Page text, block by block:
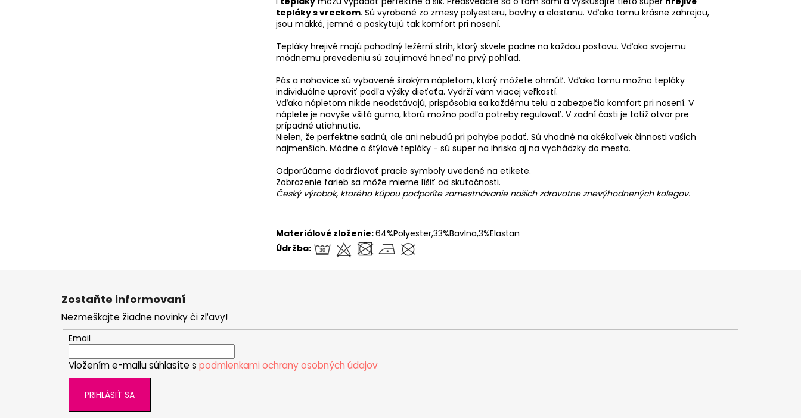
tepláky s vreckom. Sú vyrobené zo zmesy polyesteru, bavlny a elastanu. Vďaka tomu krásne zahrejou,
jsou mäkké, jemné a poskytujú tak komfort pri nosení.
Tepláky hrejivé majú pohodlný ležérní strih, ktorý skvele padne na každou postavu. Vďaka svojemu
módnemu prevedeniu sú zaujímavé hneď na prvý pohľad.
Pás a nohavice sú vybavené širokým nápletom, ktorý môžete ohrnúť. Vďaka tomu možno tepláky
individuálne upraviť podľa výšky dieťaťa. Vydrží vám viacej veľkostí.
Vďaka nápletom nikde neodstávajú, prispôsobia sa každému telu a zabezpečia komfort pri nosení. V
náplete je navyše všitá guma, ktorú možno podľa potreby regulovať. V zadní časti je totiž otvor pre
prípadné utiahnutie.
Nielen, že perfektne sadnú, ale ani nebudú pri pohybe padať. Sú vhodné na akékoľvek činnosti vašich
najmenších. Módne a štýlové tepláky - sú super na ihrisko aj na vychádzky do mesta.
Odporúčame dodržiavať pracie symboly uvedené na etikete.
Zobrazenie farieb sa môže mierne líšiť od skutočnosti.
Český výrobok, ktorého kúpou podporíte zamestnávanie našich zdravotne znevýhodnených kolegov.
══════════════════════════════
Materiálové zloženie:64%Polyester,33%Bavlna,3%Elastan
Údržba:
Zostaňte informovaní
Nezmeškajte žiadne novinky či zľavy!
Email
Vložením e-mailu súhlasíte s podmienkami ochrany osobných údajov
PRIHLÁSIŤ SA